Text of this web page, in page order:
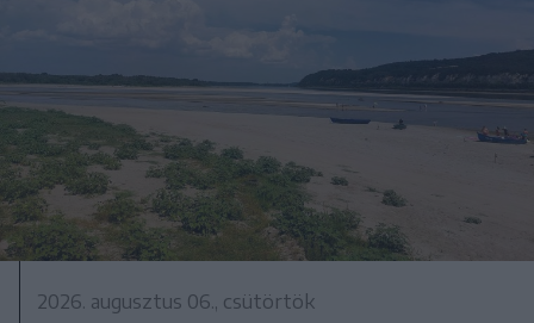
2026. augusztus 06., csütörtök